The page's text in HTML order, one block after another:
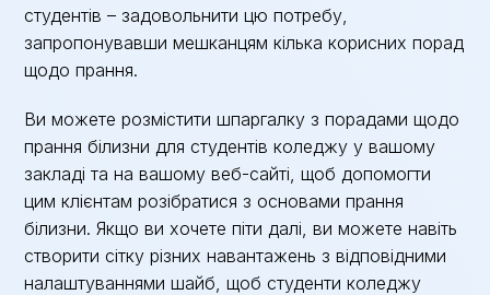
студентів – задовольнити цю потребу,
запропонувавши мешканцям кілька корисних порад
щодо прання.
Ви можете розмістити шпаргалку з порадами щодо
прання білизни для студентів коледжу у вашому
закладі та на вашому веб-сайті, щоб допомогти
цим клієнтам розібратися з основами прання
білизни. Якщо ви хочете піти далі, ви можете навіть
створити сітку різних навантажень з відповідними
налаштуваннями шайб, щоб студенти коледжу